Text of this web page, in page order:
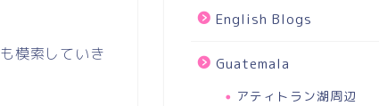
模索していき
English Blogs
Guatemala
アティトラン湖周辺